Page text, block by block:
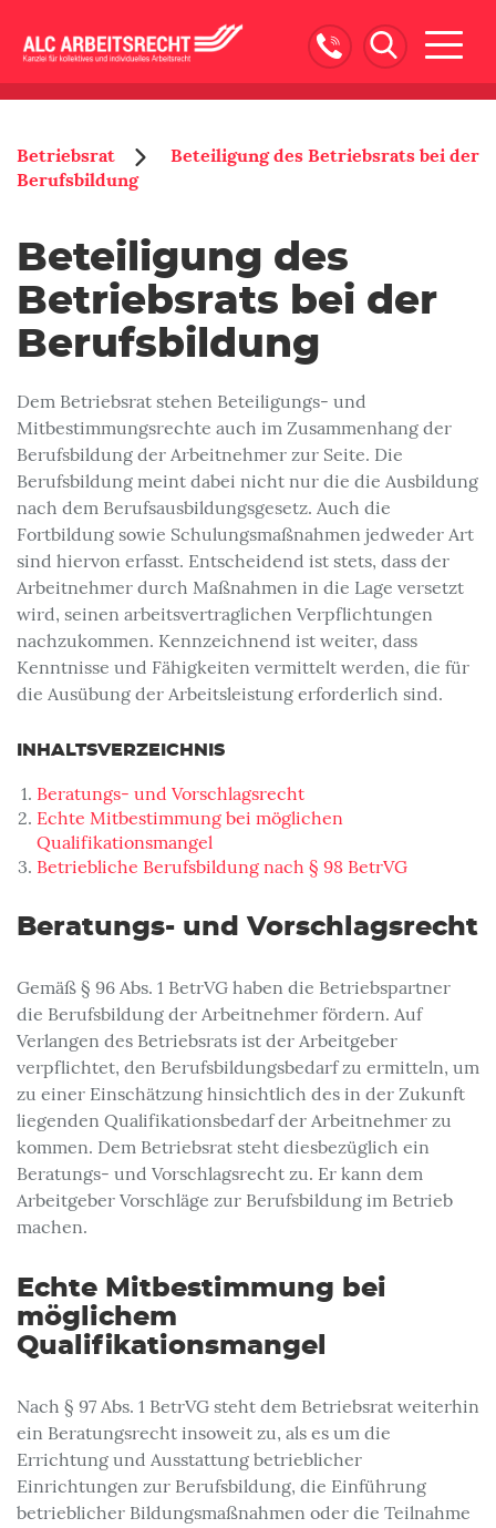
Betriebsrat
Beteiligung des Betriebsrats bei der
Berufsbildung
Beteiligung des
Betriebsrats bei der
Berufsbildung
Dem Betriebsrat stehen Beteiligungs- und
Mitbestimmungsrechte auch im Zusammenhang der
Berufsbildung der Arbeitnehmer zur Seite. Die
Berufsbildung meint dabei nicht nur die die Ausbildung
nach dem Berufsausbildungsgesetz. Auch die
Fortbildung sowie Schulungsmaßnahmen jedweder Art
sind hiervon erfasst. Entscheidend ist stets, dass der
Arbeitnehmer durch Maßnahmen in die Lage versetzt
wird, seinen arbeitsvertraglichen Verpflichtungen
nachzukommen. Kennzeichnend ist weiter, dass
Kenntnisse und Fähigkeiten vermittelt werden, die für
die Ausübung der Arbeitsleistung erforderlich sind.
INHALTSVERZEICHNIS
Beratungs- und Vorschlagsrecht
Echte Mitbestimmung bei möglichen
Qualifikationsmangel
Betriebliche Berufsbildung nach § 98 BetrVG
Beratungs- und Vorschlagsrecht
Gemäß § 96 Abs. 1 BetrVG haben die Betriebspartner
die Berufsbildung der Arbeitnehmer fördern. Auf
Verlangen des Betriebsrats ist der Arbeitgeber
verpflichtet, den Berufsbildungsbedarf zu ermitteln, um
zu einer Einschätzung hinsichtlich des in der Zukunft
liegenden Qualifikationsbedarf der Arbeitnehmer zu
kommen. Dem Betriebsrat steht diesbezüglich ein
Beratungs- und Vorschlagsrecht zu. Er kann dem
Arbeitgeber Vorschläge zur Berufsbildung im Betrieb
machen.
Echte Mitbestimmung bei
möglichem
Qualifikationsmangel
Nach § 97 Abs. 1 BetrVG steht dem Betriebsrat weiterhin
ein Beratungsrecht insoweit zu, als es um die
Errichtung und Ausstattung betrieblicher
Einrichtungen zur Berufsbildung, die Einführung
betrieblicher Bildungsmaßnahmen oder die Teilnahme